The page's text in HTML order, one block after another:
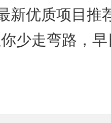
优质项目推
少走弯路，